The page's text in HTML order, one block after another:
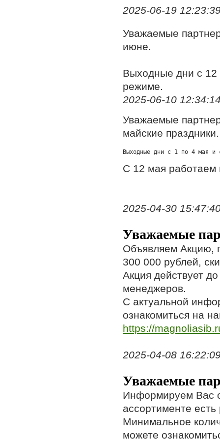
2025-06-19
Уважаемые
июне.
Выходные дни с
режиме.
2025-06-10
Уважаемые
майские праздники.
С 12 мая
2025-04-30
Уважаемые
Объявляем Акцию,
300 000 рублей,
Акция действует
менеджеров.
С актуальной
ознакомиться на
https://
2025-04-08
Уважаемые
Информируем Вас
ассортименте
Минимальное
можете